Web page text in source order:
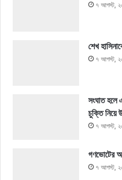
৭ আগস্ট,
শেখ
৭ আগস্ট,
সংঘাত হলে
চুক্তি নিয়ে
৭ আগস্ট,
গণভোটের
৭ আগস্ট,